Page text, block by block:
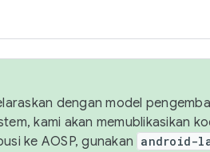
dengan model
kami akan memublikasikan
ke AOSP, gunakan android-